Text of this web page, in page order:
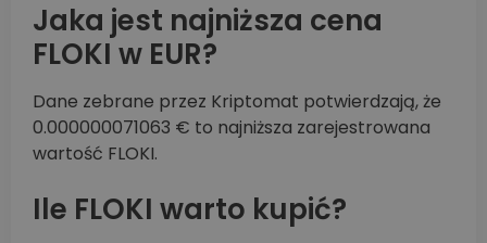
Jaka jest najniższa cena
FLOKI w EUR?
Dane zebrane przez Kriptomat potwierdzają, że
0.000000071063 € to najniższa zarejestrowana
wartość FLOKI.
Ile FLOKI warto kupić?